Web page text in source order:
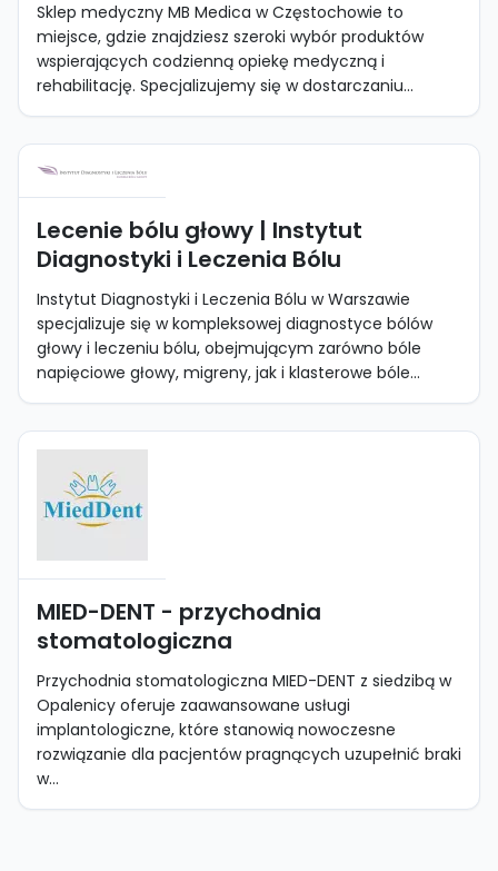
Sklep medyczny MB Medica w Częstochowie to
miejsce, gdzie znajdziesz szeroki wybór produktów
wspierających codzienną opiekę medyczną i
rehabilitację. Specjalizujemy się w dostarczaniu...
Lecenie bólu głowy | Instytut
Diagnostyki i Leczenia Bólu
Instytut Diagnostyki i Leczenia Bólu w Warszawie
specjalizuje się w kompleksowej diagnostyce bólów
głowy i leczeniu bólu, obejmującym zarówno bóle
napięciowe głowy, migreny, jak i klasterowe bóle...
MIED-DENT - przychodnia
stomatologiczna
Przychodnia stomatologiczna MIED-DENT z siedzibą w
Opalenicy oferuje zaawansowane usługi
implantologiczne, które stanowią nowoczesne
rozwiązanie dla pacjentów pragnących uzupełnić braki
w...